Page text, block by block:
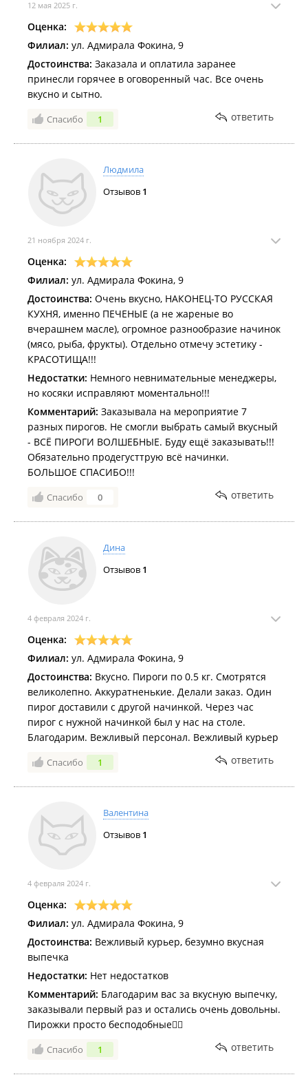
12 мая 2025 г.
Оценка:
Филиал: ул. Адмирала Фокина, 9
Достоинства: Заказала и оплатила заранее
принесли горячее в оговоренный час. Все очень
вкусно и сытно.
Спасибо 1 ответить
Людмила
Отзывов 1
21 ноября 2024 г.
Оценка:
Филиал: ул. Адмирала Фокина, 9
Достоинства: Очень вкусно, НАКОНЕЦ-ТО РУССКАЯ
КУХНЯ, именно ПЕЧЕНЫЕ (а не жареные во
вчерашнем масле), огромное разнообразие начинок
(мясо, рыба, фрукты). Отдельно отмечу эстетику -
КРАСОТИЩА!!!
Недостатки: Немного невнимательные менеджеры,
но косяки исправляют моментально!!!
Комментарий: Заказывала на мероприятие 7
разных пирогов. Не смогли выбрать самый вкусный
- ВСЁ ПИРОГИ ВОЛШЕБНЫЕ. Буду ещё заказывать!!!
Обязательно продегусттрую всё начинки.
БОЛЬШОЕ СПАСИБО!!!
Спасибо 0 ответить
Дина
Отзывов 1
4 февраля 2024 г.
Оценка:
Филиал: ул. Адмирала Фокина, 9
Достоинства: Вкусно. Пироги по 0.5 кг. Смотрятся
великолепно. Аккуратненькие. Делали заказ. Один
пирог доставили с другой начинкой. Через час
пирог с нужной начинкой был у нас на столе.
Благодарим. Вежливый персонал. Вежливый курьер
Спасибо 1 ответить
Валентина
Отзывов 1
4 февраля 2024 г.
Оценка:
Филиал: ул. Адмирала Фокина, 9
Достоинства: Вежливый курьер, безумно вкусная
выпечка
Недостатки: Нет недостатков
Комментарий: Благодарим вас за вкусную выпечку,
заказывали первый раз и остались очень довольны.
Пирожки просто бесподобные👍🏻
Спасибо 1 ответить